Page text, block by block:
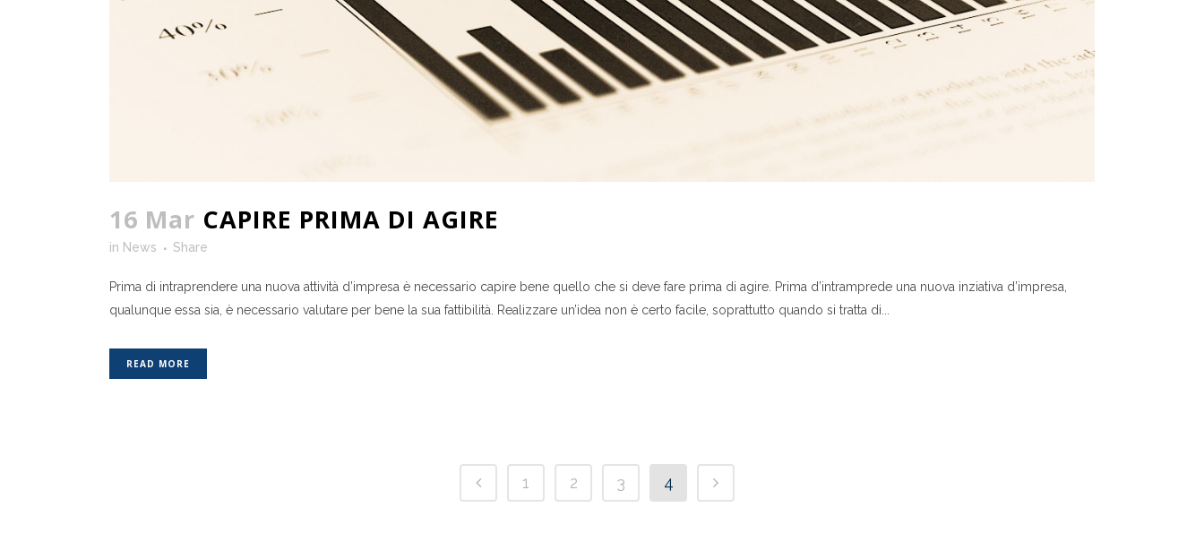
16 Mar CAPIRE PRIMA DI AGIRE
in News Share
Prima di intraprendere una nuova attività d’impresa è necessario capire bene quello che si deve fare prima di agire. Prima d’intramprede una nuova inziativa d’impresa,
qualunque essa sia, è necessario valutare per bene la sua fattibilità. Realizzare un’idea non è certo facile, soprattutto quando si tratta di...
READ MORE
1 2 3 4